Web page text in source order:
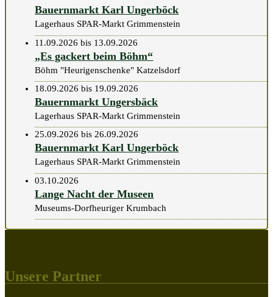
Bauernmarkt Karl Ungerböck
Lagerhaus SPAR-Markt Grimmenstein
11.09.2026 bis 13.09.2026
„Es gackert beim Böhm“
Böhm "Heurigenschenke" Katzelsdorf
18.09.2026 bis 19.09.2026
Bauernmarkt Ungersbäck
Lagerhaus SPAR-Markt Grimmenstein
25.09.2026 bis 26.09.2026
Bauernmarkt Karl Ungerböck
Lagerhaus SPAR-Markt Grimmenstein
03.10.2026
Lange Nacht der Museen
Museums-Dorfheuriger Krumbach
Unsere Partner